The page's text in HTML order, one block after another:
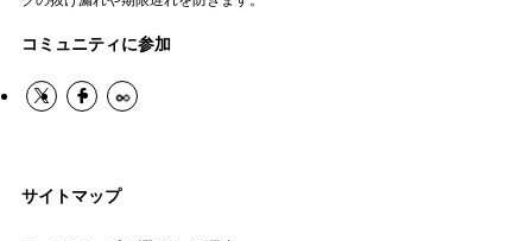
コミュニティに参加
サイトマップ